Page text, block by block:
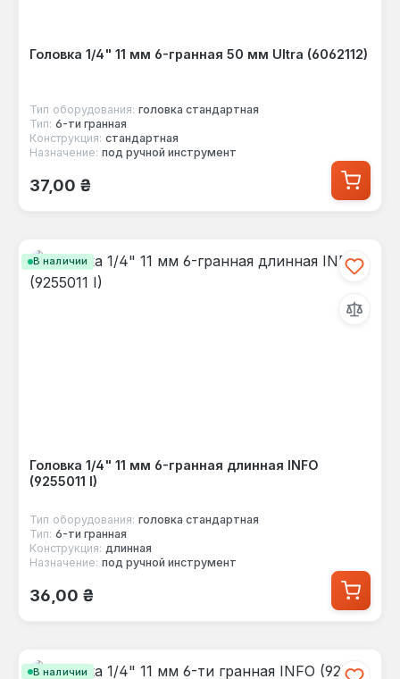
Головка 1/4" 11 мм 6-гранная 50 мм Ultra (6062112)
Тип оборудования: головка стандартная
Тип: 6-ти гранная
Конструкция: стандартная
Назначение: под ручной инструмент
Обычная цена:
37,00 ₴
В наличии
Головка 1/4" 11 мм 6-гранная длинная INFO
(9255011 I)
Тип оборудования: головка стандартная
Тип: 6-ти гранная
Конструкция: длинная
Назначение: под ручной инструмент
Обычная цена:
36,00 ₴
В наличии